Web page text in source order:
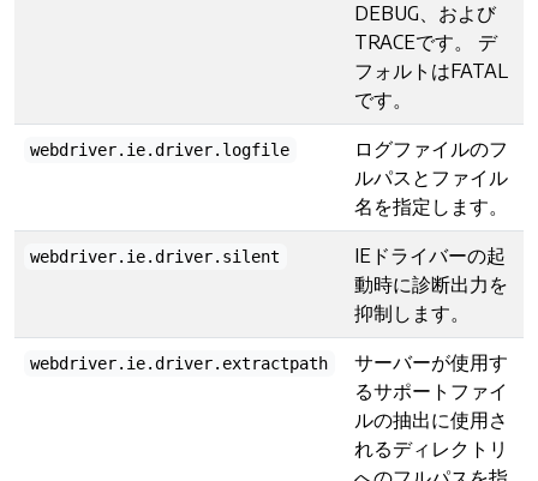
DEBUG、および
TRACEです。 デ
フォルトはFATAL
です。
webdriver.ie.driver.logfile
ログファイルのフ
ルパスとファイル
名を指定します。
webdriver.ie.driver.silent
IEドライバーの起
動時に診断出力を
抑制します。
webdriver.ie.driver.extractpath
サーバーが使用す
るサポートファイ
ルの抽出に使用さ
れるディレクトリ